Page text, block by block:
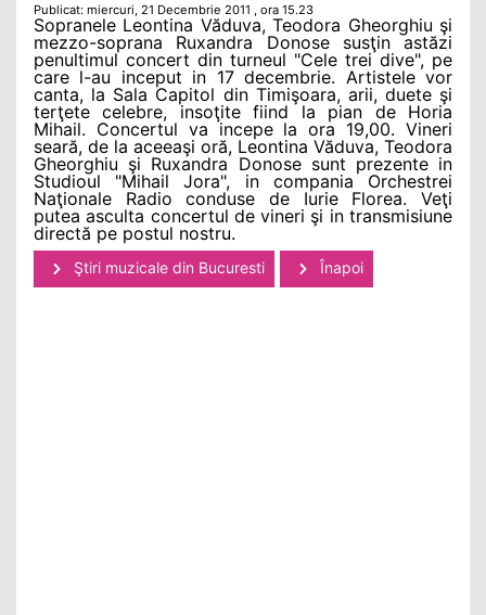
Publicat: miercuri, 21 Decembrie 2011 , ora 15.23
Sopranele Leontina Văduva, Teodora Gheorghiu şi
mezzo-soprana Ruxandra Donose susţin astăzi
penultimul concert din turneul "Cele trei dive", pe
care l-au inceput in 17 decembrie. Artistele vor
canta, la Sala Capitol din Timişoara, arii, duete şi
terţete celebre, insoţite fiind la pian de Horia
Mihail. Concertul va incepe la ora 19,00. Vineri
seară, de la aceeaşi oră, Leontina Văduva, Teodora
Gheorghiu şi Ruxandra Donose sunt prezente in
Studioul "Mihail Jora", in compania Orchestrei
Naţionale Radio conduse de Iurie Florea. Veţi
putea asculta concertul de vineri şi in transmisiune
directă pe postul nostru.
Ştiri muzicale din Bucuresti Înapoi